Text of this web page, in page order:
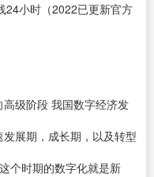
24小时（2022已更新官方
级阶段 我国数字经济发
展期，成长期，以及转型
个时期的数字化就是新